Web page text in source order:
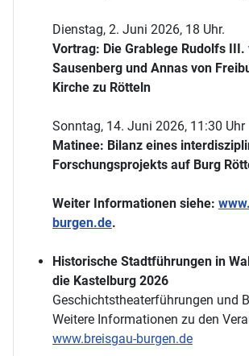
Dienstag, 2. Juni 2026, 18 Uhr.
Vortrag: Die Grablege Rudolfs
Sausenberg und Annas von
Kirche zu Rötteln
Sonntag, 14. Juni 2026, 11:30 Uhr
Matinee: Bilanz eines
Forschungsprojekts auf Burg
Weiter Informationen siehe:
burgen.de.
Historische Stadtführungen in
die Kastelburg 2026
Geschichtstheaterführungen und
Weitere Informationen zu den
www.breisgau-burgen.de